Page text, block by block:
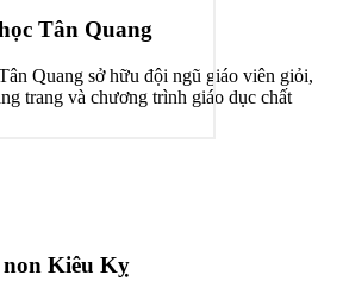
Tân Quang
Quang sở hữu đội ngũ giáo viên giỏi,
trang và chương trình giáo dục chất
Kiêu Kỵ